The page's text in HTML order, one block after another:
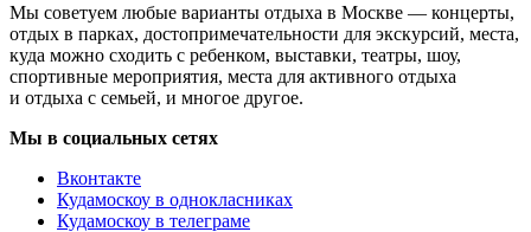
Мы советуем любые варианты отдыха в Москве — концерты,
отдых в парках, достопримечательности для экскурсий, места,
куда можно сходить с ребенком, выставки, театры, шоу,
спортивные мероприятия, места для активного отдыха
и отдыха с семьей, и многое другое.
Мы в социальных сетях
Вконтакте
Кудамоскоу в однокласниках
Кудамоскоу в телеграме